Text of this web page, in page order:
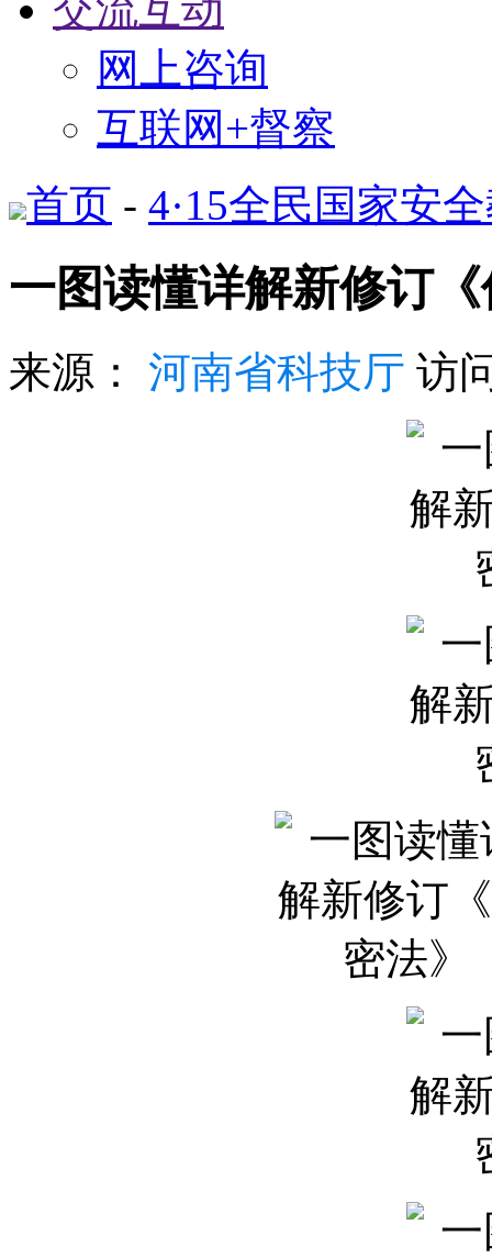
网上咨询
互联网+督察
首页 - 4·15全民国家安
一图读懂详解新修订
来源： 河南省科技厅 访